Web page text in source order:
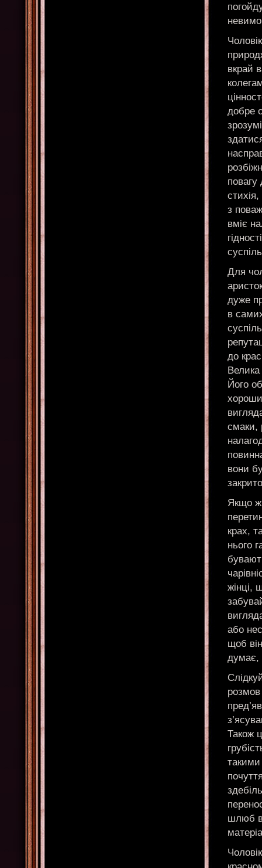
вкрай
добре
повагу
з
вміє
Для
дуже
в
до
Його
смаки,
вони
Якщо ж
крах,
нього
жінці,
або
щоб
думає,
розмов
Також
шлюб